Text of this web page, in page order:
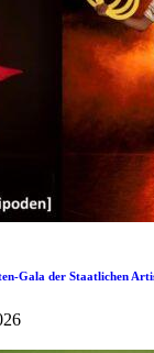
Gala der Staatlichen